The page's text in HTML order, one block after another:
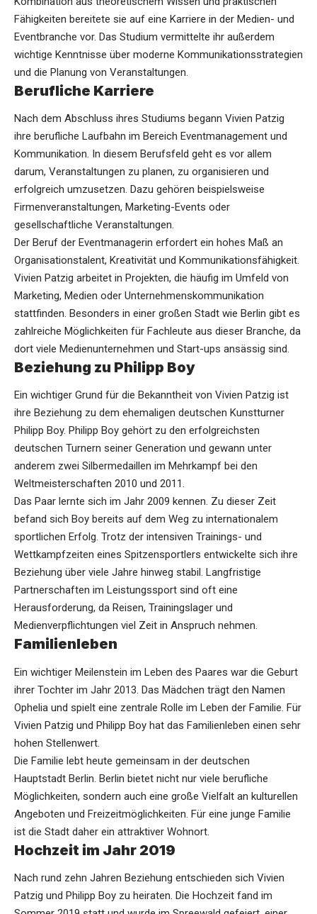
Fähigkeiten bereitete sie auf eine Karriere in der Medien- und
Eventbranche vor. Das Studium vermittelte ihr außerdem
wichtige Kenntnisse über moderne Kommunikationsstrategien
und die Planung von Veranstaltungen.
Berufliche Karriere
Nach dem Abschluss ihres Studiums begann Vivien Patzig
ihre berufliche Laufbahn im Bereich Eventmanagement und
Kommunikation. In diesem Berufsfeld geht es vor allem
darum, Veranstaltungen zu planen, zu organisieren und
erfolgreich umzusetzen. Dazu gehören beispielsweise
Firmenveranstaltungen, Marketing-Events oder
gesellschaftliche Veranstaltungen.
Der Beruf der Eventmanagerin erfordert ein hohes Maß an
Organisationstalent, Kreativität und Kommunikationsfähigkeit.
Vivien Patzig arbeitet in Projekten, die häufig im Umfeld von
Marketing, Medien oder Unternehmenskommunikation
stattfinden. Besonders in einer großen Stadt wie Berlin gibt es
zahlreiche Möglichkeiten für Fachleute aus dieser Branche, da
dort viele Medienunternehmen und Start-ups ansässig sind.
Beziehung zu Philipp Boy
Ein wichtiger Grund für die Bekanntheit von Vivien Patzig ist
ihre Beziehung zu dem ehemaligen deutschen Kunstturner
Philipp Boy. Philipp Boy gehört zu den erfolgreichsten
deutschen Turnern seiner Generation und gewann unter
anderem zwei Silbermedaillen im Mehrkampf bei den
Weltmeisterschaften 2010 und 2011.
Das Paar lernte sich im Jahr 2009 kennen. Zu dieser Zeit
befand sich Boy bereits auf dem Weg zu internationalem
sportlichen Erfolg. Trotz der intensiven Trainings- und
Wettkampfzeiten eines Spitzensportlers entwickelte sich ihre
Beziehung über viele Jahre hinweg stabil. Langfristige
Partnerschaften im Leistungssport sind oft eine
Herausforderung, da Reisen, Trainingslager und
Medienverpflichtungen viel Zeit in Anspruch nehmen.
Familienleben
Ein wichtiger Meilenstein im Leben des Paares war die Geburt
ihrer Tochter im Jahr 2013. Das Mädchen trägt den Namen
Ophelia und spielt eine zentrale Rolle im Leben der Familie. Für
Vivien Patzig und Philipp Boy hat das Familienleben einen sehr
hohen Stellenwert.
Die Familie lebt heute gemeinsam in der deutschen
Hauptstadt Berlin. Berlin bietet nicht nur viele berufliche
Möglichkeiten, sondern auch eine große Vielfalt an kulturellen
Angeboten und Freizeitmöglichkeiten. Für eine junge Familie
ist die Stadt daher ein attraktiver Wohnort.
Hochzeit im Jahr 2019
Nach rund zehn Jahren Beziehung entschieden sich Vivien
Patzig und Philipp Boy zu heiraten. Die Hochzeit fand im